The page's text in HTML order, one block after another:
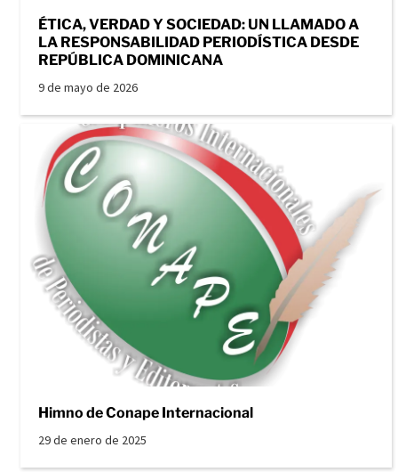
ÉTICA, VERDAD Y SOCIEDAD: UN LLAMADO A
LA RESPONSABILIDAD PERIODÍSTICA DESDE
REPÚBLICA DOMINICANA
9 de mayo de 2026
Himno de Conape Internacional
29 de enero de 2025